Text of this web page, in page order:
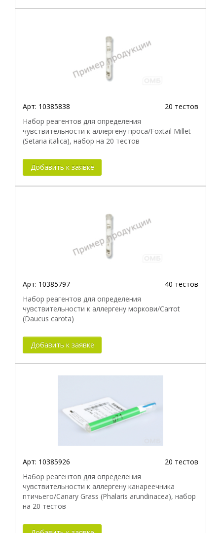
Арт: 10385838
20 тестов
Набор реагентов для определения
чувствительности к аллергену проса/Foxtail Millet
(Setaria italica), набор на 20 тестов
Добавить к заявке
Арт: 10385797
40 тестов
Набор реагентов для определения
чувствительности к аллергену моркови/Carrot
(Daucus carota)
Добавить к заявке
Арт: 10385926
20 тестов
Набор реагентов для определения
чувствительности к аллергену канареечника
птичьего/Canary Grass (Phalaris arundinacea), набор
на 20 тестов